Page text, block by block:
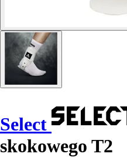
Select
skokowego T2